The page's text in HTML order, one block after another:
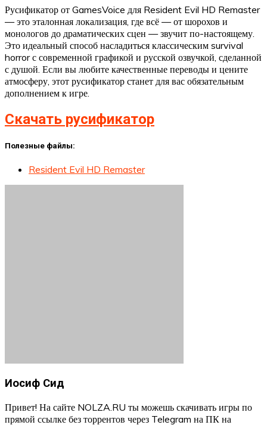
Русификатор от GamesVoice для Resident Evil HD Remaster
— это эталонная локализация, где всё — от шорохов и
монологов до драматических сцен — звучит по-настоящему.
Это идеальный способ насладиться классическим survival
horror с современной графикой и русской озвучкой, сделанной
с душой. Если вы любите качественные переводы и цените
атмосферу, этот русификатор станет для вас обязательным
дополнением к игре.
Скачать русификатор
Полезные файлы:
Resident Evil HD Remaster
Иосиф Сид
Привет! На сайте NOLZA.RU ты можешь скачивать игры по
прямой ссылке без торрентов через Telegram на ПК на